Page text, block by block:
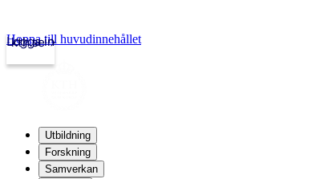
kth.se
Logga in
Hoppa till huvudinnehållet
Utbildning
Forskning
Samverkan